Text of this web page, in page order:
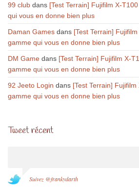
99 clubdans [Test Terrain] Fujifilm X-
qui vous en donne bien plus
Daman Gamesdans [Test Terrain]
gamme qui vous en donne bien plus
DM Gamedans [Test Terrain] Fujifilm X-
gamme qui vous en donne bien plus
92 Jeeto Login dans [Test Terrain]
gamme qui vous en donne bien plus
Tweet récent
Suivez @frankydarth